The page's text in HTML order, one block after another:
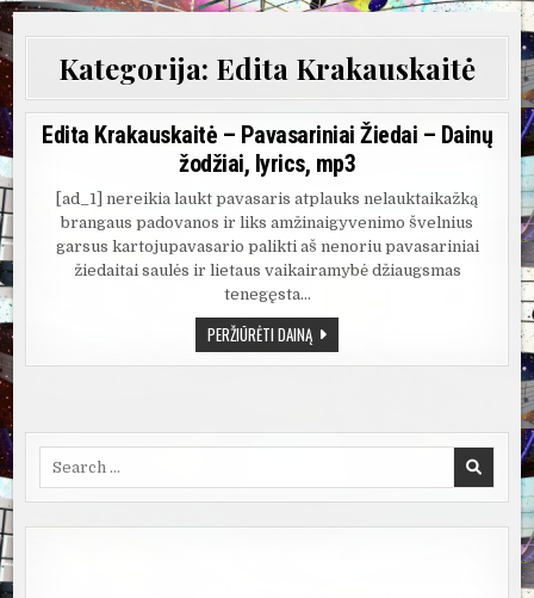
Kategorija: Edita Krakauskaitė
Edita Krakauskaitė – Pavasariniai Žiedai – Dainų
žodžiai, lyrics, mp3
[ad_1] nereikia laukt pavasaris atplauks nelauktaikažką
brangaus padovanos ir liks amžinaigyvenimo švelnius
garsus kartojupavasario palikti aš nenoriu pavasariniai
žiedaitai saulės ir lietaus vaikairamybė džiaugsmas
tenegęsta…
PERŽIŪRĖTI DAINĄEDITA
KRAKAUSKAITĖ
–
ŽODŽIAI,